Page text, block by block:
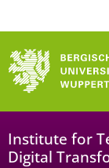
Institute for
Digital